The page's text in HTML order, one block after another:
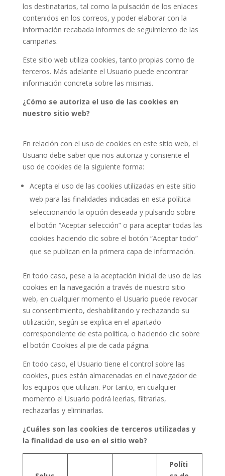
los destinatarios, tal como la pulsación de los enlaces
contenidos en los correos, y poder elaborar con la
información recabada informes de seguimiento de las
campañas.
Este sitio web utiliza cookies, tanto propias como de
terceros. Más adelante el Usuario puede encontrar
información concreta sobre las mismas.
¿Cómo se autoriza el uso de las cookies en
nuestro sitio web?
En relación con el uso de cookies en este sitio web, el
Usuario debe saber que nos autoriza y consiente el
uso de cookies de la siguiente forma:
Acepta el uso de las cookies utilizadas en este sitio
web para las finalidades indicadas en esta política
seleccionando la opción deseada y pulsando sobre
el botón “Aceptar selección” o para aceptar todas las
cookies haciendo clic sobre el botón “Aceptar todo”
que se publican en la primera capa de información.
En todo caso, pese a la aceptación inicial de uso de las
cookies en la navegación a través de nuestro sitio
web, en cualquier momento el Usuario puede revocar
su consentimiento, deshabilitando y rechazando su
utilización, según se explica en el apartado
correspondiente de esta política, o haciendo clic sobre
el botón Cookies al pie de cada página.
En todo caso, el Usuario tiene el control sobre las
cookies, pues están almacenadas en el navegador de
los equipos que utilizan. Por tanto, en cualquier
momento el Usuario podrá leerlas, filtrarlas,
rechazarlas y eliminarlas.
¿Cuáles son las cookies de terceros utilizadas y
la finalidad de uso en el sitio web?
Políti